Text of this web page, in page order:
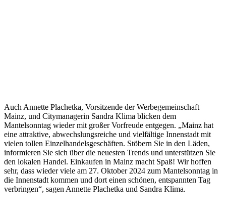
Auch Annette Plachetka, Vorsitzende der Werbegemeinschaft
Mainz, und Citymanagerin Sandra Klima blicken dem
Mantelsonntag wieder mit großer Vorfreude entgegen. „Mainz hat
eine attraktive, abwechslungsreiche und vielfältige Innenstadt mit
vielen tollen Einzelhandelsgeschäften. Stöbern Sie in den Läden,
informieren Sie sich über die neuesten Trends und unterstützen Sie
den lokalen Handel. Einkaufen in Mainz macht Spaß! Wir hoffen
sehr, dass wieder viele am 27. Oktober 2024 zum Mantelsonntag in
die Innenstadt kommen und dort einen schönen, entspannten Tag
verbringen“, sagen Annette Plachetka und Sandra Klima.